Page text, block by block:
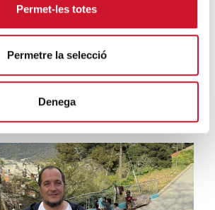
Permet-les totes
Permetre la selecció
Denega
a eina de transformació social: “És
entitats impulsin projectes com
ningú cau. Allà on hi ha més vincle
i, sobretot, vida.”